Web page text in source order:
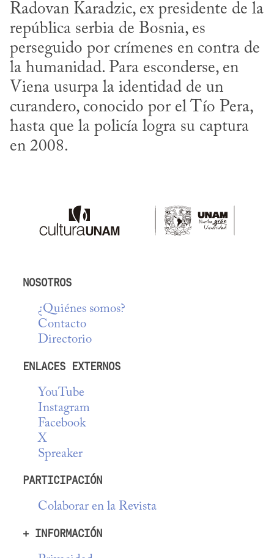
Radovan Karadzic, ex presidente de la
república serbia de Bosnia, es
perseguido por crímenes en contra de
la humanidad. Para esconderse, en
Viena usurpa la identidad de un
curandero, conocido por el Tío Pera,
hasta que la policía logra su captura
en 2008.
NOSOTROS
¿Quiénes somos?
Contacto
Directorio
ENLACES EXTERNOS
YouTube
Instagram
Facebook
X
Spreaker
PARTICIPACIÓN
Colaborar en la Revista
+ INFORMACIÓN